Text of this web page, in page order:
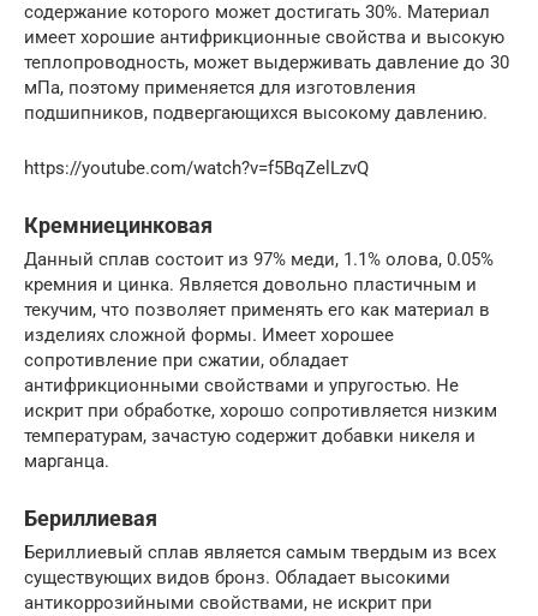
содержание которого может достигать 30%. Материал
имеет хорошие антифрикционные свойства и высокую
теплопроводность, может выдерживать давление до 30
мПа, поэтому применяется для изготовления
подшипников, подвергающихся высокому давлению.
https://youtube.com/watch?v=f5BqZelLzvQ
Кремниецинковая
Данный сплав состоит из 97% меди, 1.1% олова, 0.05%
кремния и цинка. Является довольно пластичным и
текучим, что позволяет применять его как материал в
изделиях сложной формы. Имеет хорошее
сопротивление при сжатии, обладает
антифрикционными свойствами и упругостью. Не
искрит при обработке, хорошо сопротивляется низким
температурам, зачастую содержит добавки никеля и
марганца.
Бериллиевая
Бериллиевый сплав является самым твердым из всех
существующих видов бронз. Обладает высокими
антикоррозийными свойствами, не искрит при